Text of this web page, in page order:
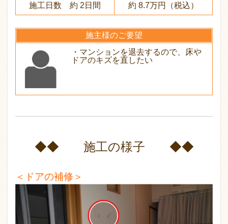
施工日数 約 2日間
約 8.7万円（税込）
施主様のご要望
・マンションを退去するので、床や
ドアのキズを直したい
◆◆ 施工の様子 ◆◆
＜ドアの補修＞